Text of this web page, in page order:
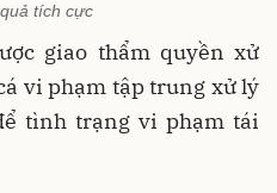
tích cực
giao thẩm quyền xử
vi phạm tập trung xử lý
tình trạng vi phạm tái